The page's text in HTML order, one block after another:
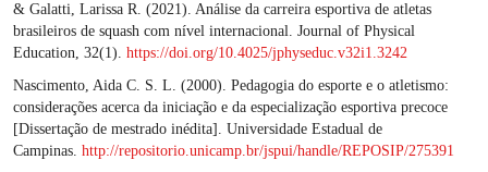
& Galatti, Larissa R. (2021). Análise da carreira esportiva de atletas
brasileiros de squash com nível internacional. Journal of Physical
Education, 32(1). https://doi.org/10.4025/jphyseduc.v32i1.3242
Nascimento, Aida C. S. L. (2000). Pedagogia do esporte e o atletismo:
considerações acerca da iniciação e da especialização esportiva precoce
[Dissertação de mestrado inédita]. Universidade Estadual de
Campinas. http://repositorio.unicamp.br/jspui/handle/REPOSIP/275391